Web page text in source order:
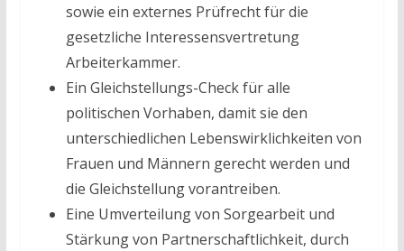
sowie ein externes Prüfrecht für die
gesetzliche Interessensvertretung
Arbeiterkammer.
Ein Gleichstellungs-Check für alle
politischen Vorhaben, damit sie den
unterschiedlichen Lebenswirklichkeiten von
Frauen und Männern gerecht werden und
die Gleichstellung vorantreiben.
Eine Umverteilung von Sorgearbeit und
Stärkung von Partnerschaftlichkeit, durch